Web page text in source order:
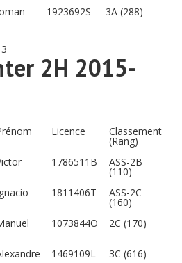
1923692S 3A (288)
2H 2015-
Licence Classement
(Rang)
1786511B ASS-2B
(110)
1811406T ASS-2C
(160)
1073844O 2C (170)
1469109L 3C (616)